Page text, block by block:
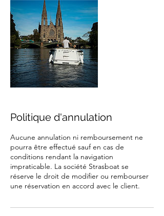
Politique d'annulation
Aucune annulation ni remboursement ne
pourra être effectué sauf en cas de
conditions rendant la navigation
impraticable. La société Strasboat se
réserve le droit de modifier ou rembourser
une réservation en accord avec le client.